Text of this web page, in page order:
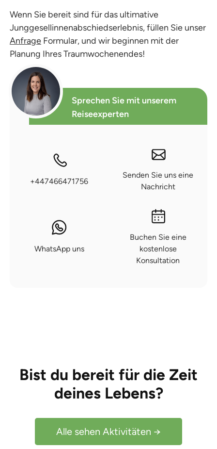
Wenn Sie bereit sind für das ultimative
Junggesellinnenabschiedserlebnis, füllen Sie unser
Anfrage Formular, und wir beginnen mit der
Planung Ihres Traumwochenendes!
Sprechen Sie mit unserem
Reiseexperten
+447466471756
Senden Sie uns eine
Nachricht
WhatsApp uns
Buchen Sie eine
kostenlose
Konsultation
Bist du bereit für die Zeit
deines Lebens?
Alle sehen Aktivitäten →